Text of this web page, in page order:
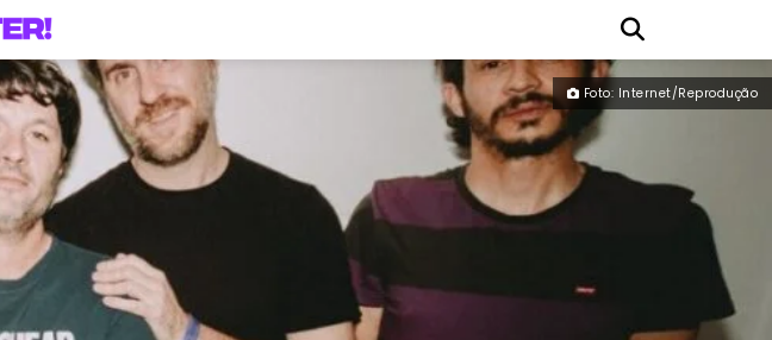
Foto: Internet/Reprodução